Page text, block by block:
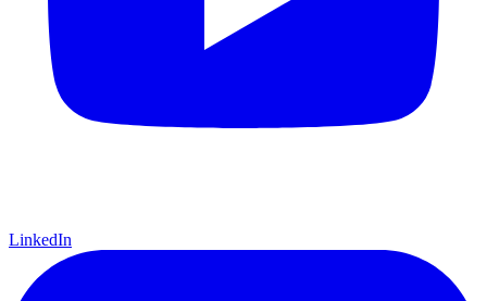
LinkedIn